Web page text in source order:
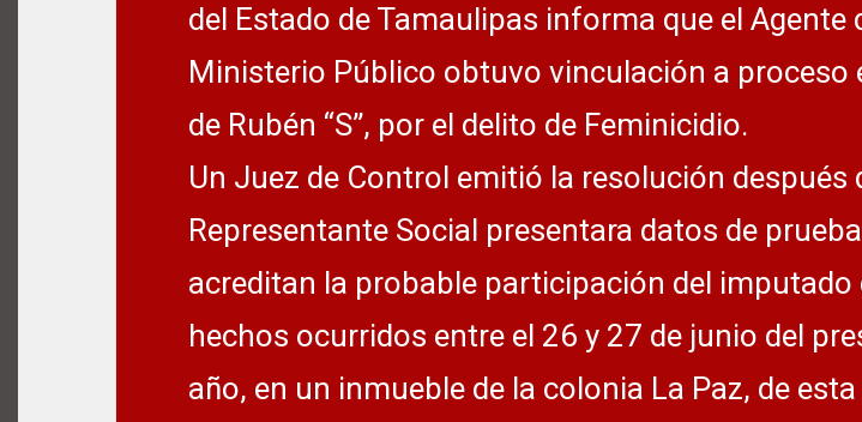
del Estado de Tamaulipas informa que el Agente
Ministerio Público obtuvo vinculación a proceso
de Rubén “S”, por el delito de Feminicidio.
Un Juez de Control emitió la resolución después
Representante Social presentara datos de
acreditan la probable participación del imputado
hechos ocurridos entre el 26 y 27 de junio del
año, en un inmueble de la colonia La Paz, de